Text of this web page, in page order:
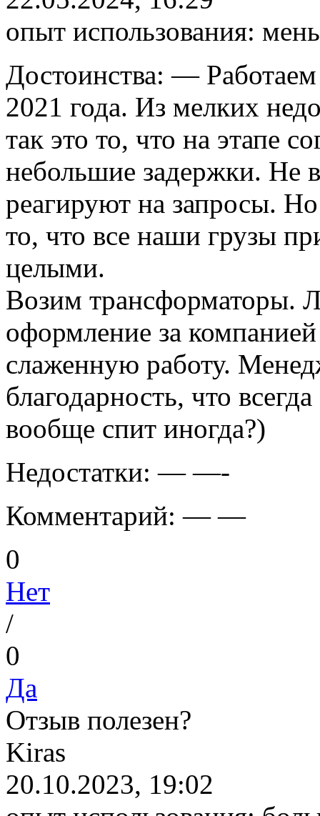
опыт использования:
Достоинства: — Работаем
2021 года. Из мелких
так это то, что на этапе
небольшие задержки. Не
реагируют на запросы.
то, что все наши грузы
целыми.
Возим трансформаторы.
оформление за
слаженную работу.
благодарность, что
вообще спит иногда?)
Недостатки: — —-
Комментарий: — —
0
Нет
/
0
Да
Отзыв полезен?
Kiras
20.10.2023, 19:02